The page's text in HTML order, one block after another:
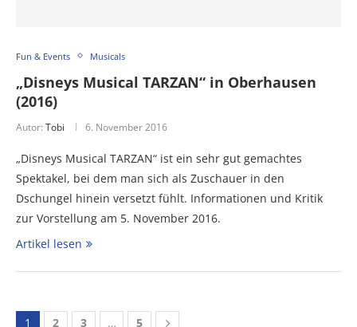
Fun & Events Musicals
„Disneys Musical TARZAN“ in Oberhausen
(2016)
Autor: Tobi 6. November 2016
„Disneys Musical TARZAN“ ist ein sehr gut gemachtes
Spektakel, bei dem man sich als Zuschauer in den
Dschungel hinein versetzt fühlt. Informationen und Kritik
zur Vorstellung am 5. November 2016.
Artikel lesen
1 2 3 … 5